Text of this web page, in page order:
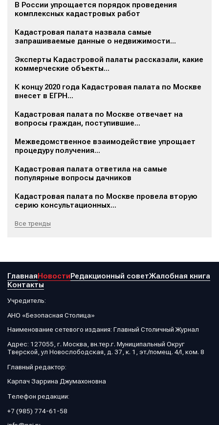
В России упрощается порядок проведения
комплексных кадастровых работ
Кадастровая палата назвала самые
запрашиваемые данные о недвижимости...
Эксперты Кадастровой палаты рассказали, какие
коммерческие объекты...
К концу 2020 года Кадастровая палата по Москве
внесет в ЕГРН...
Кадастровая палата по Москве отвечает на
вопросы граждан, поступившие...
Межведомственное взаимодействие упрощает
процедуру получения...
Кадастровая палата ответила на самые
популярные вопросы дачников
Кадастровая палата по Москве провела вторую
серию консультационных...
Все тренды
ГлавнаяНовостиРедакционный советЖалобная книга
Контакты
Учредитель:
АНО «Безопасная Столица»
Наименование сетевого издания: Главный Столичный Журнал
Адрес: 127055, г. Москва, вн.тер.г. Муниципальный Округ
Тверской, ул Новослободская, д. 37, к. 1, эт./помещ. 4/I, ком. 8
Главный редактор:
Карпач Заррина Джумахоновна
Телефон редакции:
+7 (985) 774-61-58